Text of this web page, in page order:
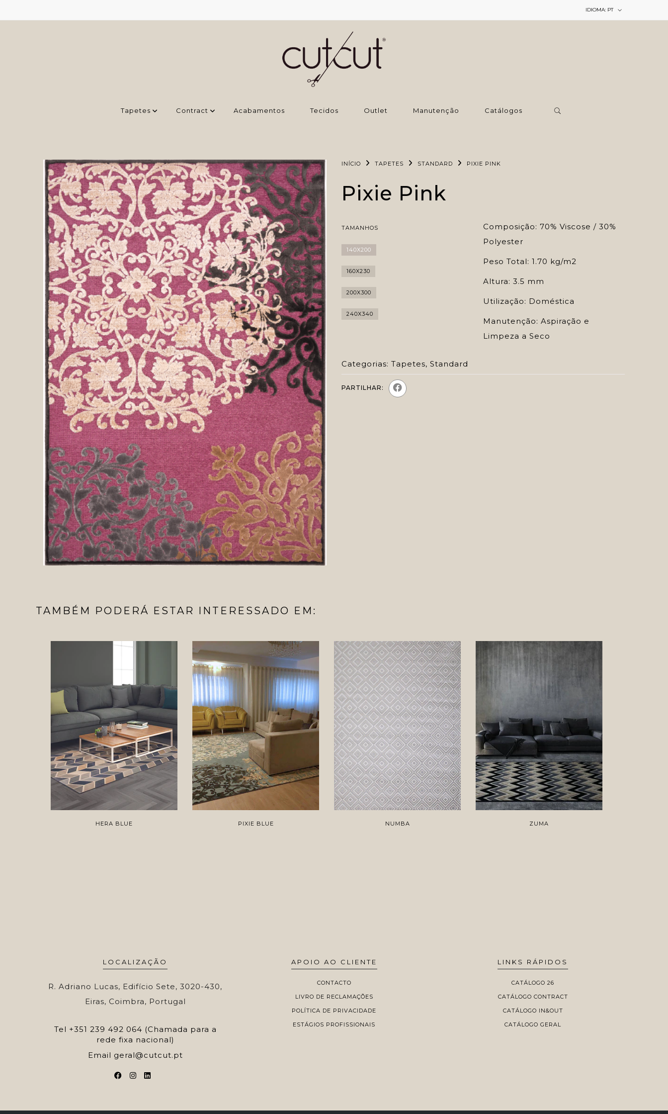
IDIOMA: PT
Tapetes Contract ‌Acabamentos Tecidos Outlet Manutenção Catálogos
INÍCIO TAPETES STANDARD PIXIE PINK
Pixie Pink
TAMANHOS
140X200
160X230
200X300
240X340
Composição: 70% Viscose / 30%
Polyester
Peso Total: 1.70 kg/m2
Altura: 3.5 mm
Utilização: Doméstica
Manutenção: Aspiração e
Limpeza a Seco
Categorias: Tapetes, Standard
PARTILHAR:
TAMBÉM PODERÁ ESTAR INTERESSADO EM:
HERA BLUE PIXIE BLUE NUMBA ZUMA
LOCALIZAÇÃO
R. Adriano Lucas, Edifício Sete, 3020-430,
Eiras, Coimbra, Portugal
Tel +351 239 492 064 (Chamada para a
rede fixa nacional)
Email geral@cutcut.pt
APOIO AO CLIENTE
CONTACTO
LIVRO DE RECLAMAÇÕES
POLÍTICA DE PRIVACIDADE
ESTÁGIOS PROFISSIONAIS
LINKS RÁPIDOS
CATÁLOGO 26
CATÁLOGO CONTRACT
CATÁLOGO IN&OUT
CATÁLOGO GERAL